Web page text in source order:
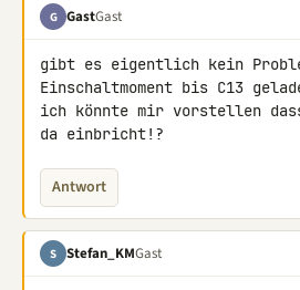
G GastGast
gibt es eigentlich kein
Einschaltmoment bis C13
ich könnte mir vorstellen dass
da einbricht!?
Antwort
S Stefan_KMGast